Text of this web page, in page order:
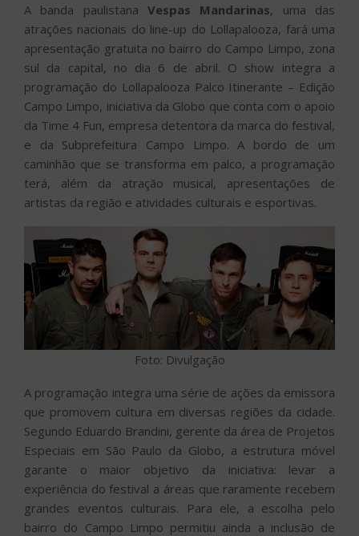
A banda paulistana Vespas Mandarinas, uma das
atrações nacionais do line-up do Lollapalooza, fará uma
apresentação gratuita no bairro do Campo Limpo, zona
sul da capital, no dia 6 de abril. O show integra a
programação do Lollapalooza Palco Itinerante – Edição
Campo Limpo, iniciativa da Globo que conta com o apoio
da Time 4 Fun, empresa detentora da marca do festival,
e da Subprefeitura Campo Limpo. A bordo de um
caminhão que se transforma em palco, a programação
terá, além da atração musical, apresentações de
artistas da região e atividades culturais e esportivas.
Foto: Divulgação
A programação integra uma série de ações da emissora
que promovem cultura em diversas regiões da cidade.
Segundo Eduardo Brandini, gerente da área de Projetos
Especiais em São Paulo da Globo, a estrutura móvel
garante o maior objetivo da iniciativa: levar a
experiência do festival a áreas que raramente recebem
grandes eventos culturais. Para ele, a escolha pelo
bairro do Campo Limpo permitiu ainda a inclusão de